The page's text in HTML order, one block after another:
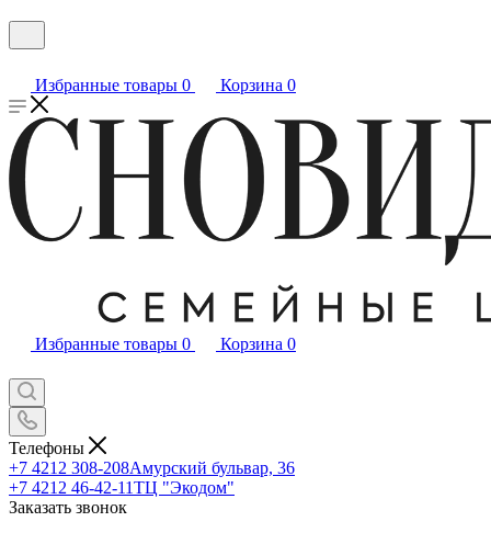
Избранные товары 0 Корзина 0
Избранные товары 0 Корзина 0
Телефоны
+7 4212 308-208Амурский бульвар, 36
+7 4212 46-42-11ТЦ "Экодом"
Заказать звонок